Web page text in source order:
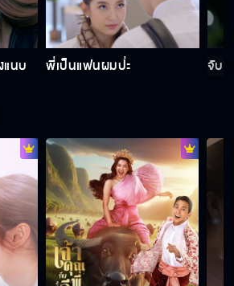
แนบ
พี่เป็นแฟนผมป่ะ จับโ